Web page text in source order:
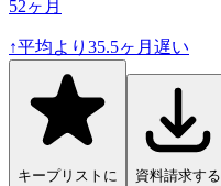
52ヶ月
↑平均より 35.5ヶ月遅い
キープリストに
資料請求する